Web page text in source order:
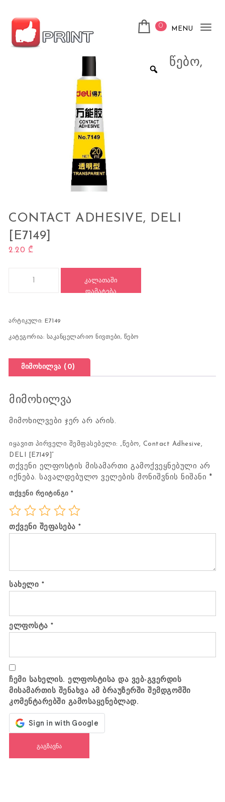
0 MENU
ᲬᲔᲑᲝ,
CONTACT ADHESIVE, DELI
[E7149]
2.20 ₾
ᲙᲐᲚᲐᲗᲐᲨᲘ
ᲓᲐᲛᲐᲢᲔᲑᲐ
არტიკული: E7149
კატეგორია: საკანცელარიო ნივთები, წებო
მიმოხილვა (0)
მიმოხილვა
მიმოხილვები ჯერ არ არის.
იყავით პირველი შემფასებელი: „წებო, Contact Adhesive,
DELI [E7149]“
თქვენი ელფოსტის მისამართი გამოქვეყნებული არ
იქნება. სავალდებულო ველების მონიშვნის ნიშანი *
თქვენი რეიტინგი*
თქვენი შეფასება*
სახელი *
ელფოსტა*
ჩემი სახელის. ელფოსტისა და ვებ-გვერდის
მისამართის შენახვა ამ ბრაუზერში შემდგომში
კომენტარებში გამოსაყენებლად.